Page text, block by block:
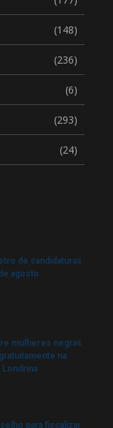
(148)
(236)
(6)
(293)
(24)
de candidaturas
agosto
mulheres negras
na
Londrina
para fiscalizar